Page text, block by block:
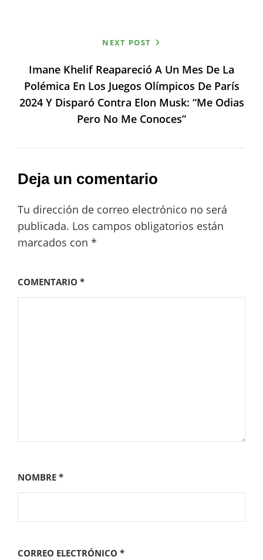
NEXT POST
Imane Khelif Reapareció A Un Mes De La
Polémica En Los Juegos Olímpicos De París
2024 Y Disparó Contra Elon Musk: “Me Odias
Pero No Me Conoces”
Deja un comentario
Tu dirección de correo electrónico no será
publicada. Los campos obligatorios están
marcados con *
COMENTARIO *
NOMBRE *
CORREO ELECTRÓNICO *